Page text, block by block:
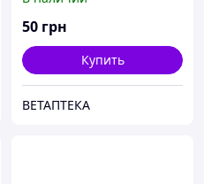
50 грн
Купить
ВЕТАПТЕКА